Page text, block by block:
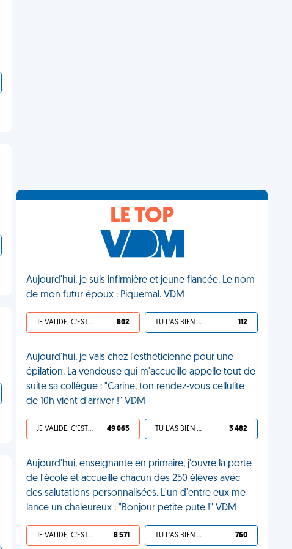
LE TOP
Aujourd'hui, je suis infirmière et jeune fiancée. Le nom
de mon futur époux : Piquemal. VDM
JE VALIDE, C'EST UNE VDM 802 TU L'AS BIEN MÉRITÉ 112
Aujourd'hui, je vais chez l'esthéticienne pour une
épilation. La vendeuse qui m'accueille appelle tout de
suite sa collègue : "Carine, ton rendez-vous cellulite
de 10h vient d'arriver !" VDM
JE VALIDE, C'EST UNE VDM 49 065 TU L'AS BIEN MÉRITÉ 3 482
Aujourd'hui, enseignante en primaire, j'ouvre la porte
de l'école et accueille chacun des 250 élèves avec
des salutations personnalisées. L'un d'entre eux me
lance un chaleureux : "Bonjour petite pute !" VDM
JE VALIDE, C'EST UNE VDM 8 571 TU L'AS BIEN MÉRITÉ 760